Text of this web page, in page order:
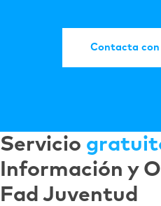
Contacta con
Servicio
Información y
Fad Juventud